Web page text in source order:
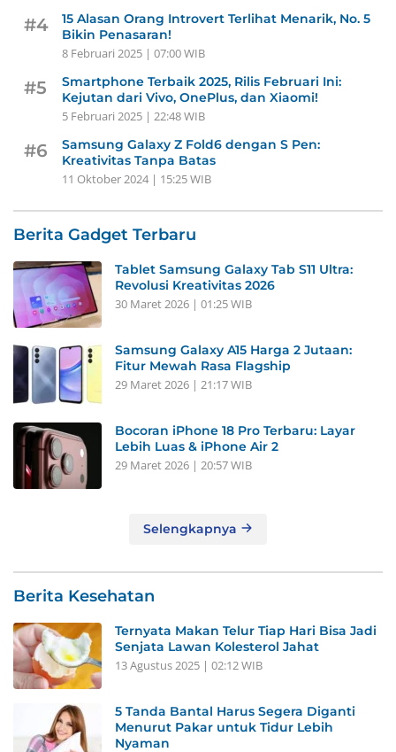
#4
15 Alasan Orang Introvert Terlihat Menarik, No. 5
Bikin Penasaran!
8 Februari 2025 | 07:00 WIB
#5
Smartphone Terbaik 2025, Rilis Februari Ini:
Kejutan dari Vivo, OnePlus, dan Xiaomi!
5 Februari 2025 | 22:48 WIB
#6
Samsung Galaxy Z Fold6 dengan S Pen:
Kreativitas Tanpa Batas
11 Oktober 2024 | 15:25 WIB
Berita Gadget Terbaru
Tablet Samsung Galaxy Tab S11 Ultra:
Revolusi Kreativitas 2026
30 Maret 2026 | 01:25 WIB
Samsung Galaxy A15 Harga 2 Jutaan:
Fitur Mewah Rasa Flagship
29 Maret 2026 | 21:17 WIB
Bocoran iPhone 18 Pro Terbaru: Layar
Lebih Luas & iPhone Air 2
29 Maret 2026 | 20:57 WIB
Selengkapnya
Berita Kesehatan
Ternyata Makan Telur Tiap Hari Bisa Jadi
Senjata Lawan Kolesterol Jahat
13 Agustus 2025 | 02:12 WIB
5 Tanda Bantal Harus Segera Diganti
Menurut Pakar untuk Tidur Lebih
Nyaman